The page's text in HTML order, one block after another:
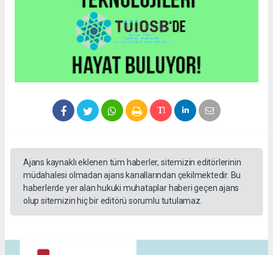
Ajans kaynaklı eklenen tüm haberler, sitemizin editörlerinin
müdahalesi olmadan ajans kanallarından çekilmektedir. Bu
haberlerde yer alan hukuki muhataplar haberi geçen ajans
olup sitemizin hiç bir editörü sorumlu tutulamaz.